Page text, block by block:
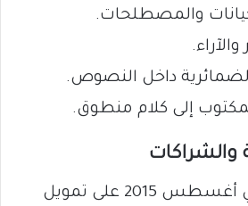
والمصطلحات.
الضمائرية داخل النصوص.
إلى كلام منطوق.
والشراكات
حصل “موضوع” في أغسطس 2015 على تمويل